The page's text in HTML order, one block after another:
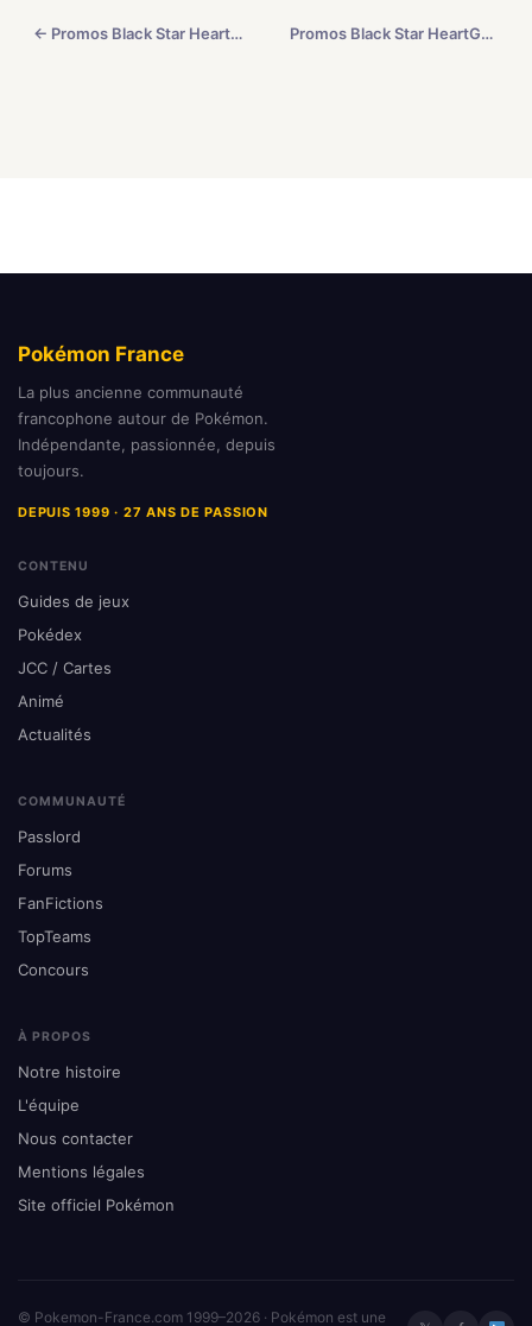
← Promos Black Star HeartGold SoulSilver #3 Promos Black Star HeartGold SoulSilver #5 →
Pokémon France
La plus ancienne communauté
francophone autour de Pokémon.
Indépendante, passionnée, depuis
toujours.
DEPUIS 1999 · 27 ANS DE PASSION
CONTENU
Guides de jeux
Pokédex
JCC / Cartes
Animé
Actualités
COMMUNAUTÉ
Passlord
Forums
FanFictions
TopTeams
Concours
À PROPOS
Notre histoire
L'équipe
Nous contacter
Mentions légales
Site officiel Pokémon
© Pokemon-France.com 1999–2026 · Pokémon est une